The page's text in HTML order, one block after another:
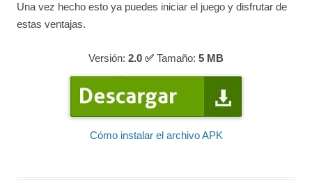
Una vez hecho esto ya puedes iniciar el juego y disfrutar de
estas ventajas.
Versión: 2.0 ✅ Tamaño: 5 MB
Cómo instalar el archivo APK